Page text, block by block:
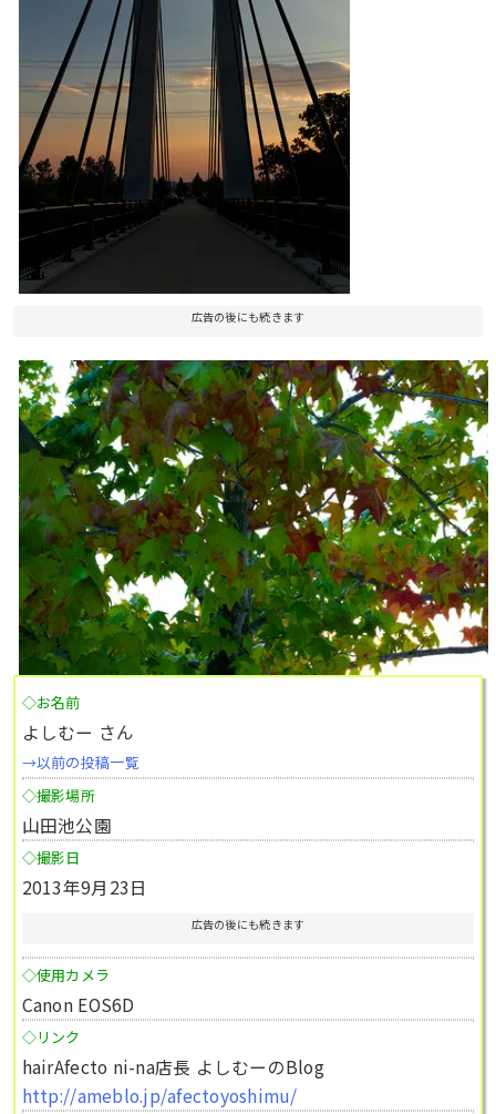
広告の後にも続きます
◇お名前
よしむー さん
→以前の投稿一覧
◇撮影場所
山田池公園
◇撮影日
2013年9月23日
広告の後にも続きます
◇使用カメラ
Canon EOS6D
◇リンク
hairAfecto ni-na店長 よしむーのBlog
http://ameblo.jp/afectoyoshimu/